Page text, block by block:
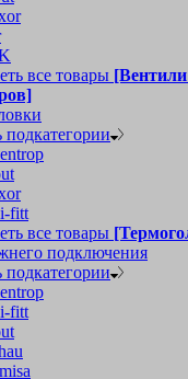
все товары
подкатегории
fitt
все товары
подключения
подкатегории
fitt